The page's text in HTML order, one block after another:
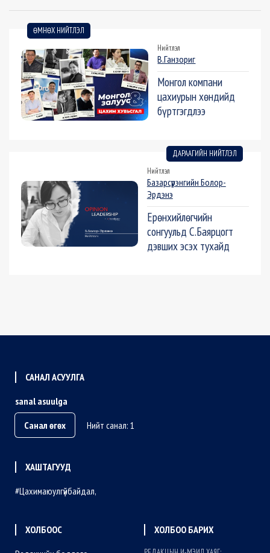
ӨМНӨХ НИЙТЛЭЛ
Нийтлэл
В.Ганзориг
Монгол компани
цахиурын хөндийд
бүртгэгдлээ
ДАРААГИЙН НИЙТЛЭЛ
Нийтлэл
Базарсүрэнгийн Болор-
Эрдэнэ
Ерөнхийлөгчийн
сонгуульд С.Баярцогт
дэвших эсэх тухайд
САНАЛ АСУУЛГА
sanal asuulga
Санал өгөх
Нийт санал: 1
ХАШТАГУУД
Цахимаюулгүйбайдал
ХОЛБООС
ХОЛБОО БАРИХ